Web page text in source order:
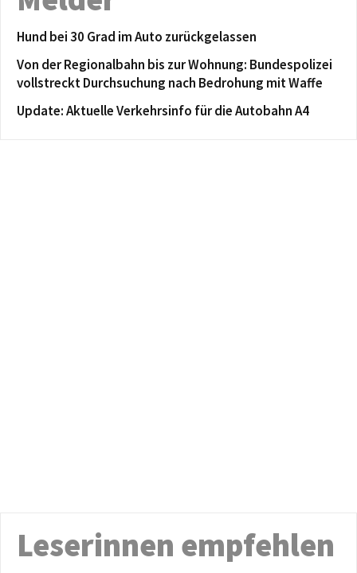
Hund bei 30 Grad im Auto zurückgelassen
Von der Regionalbahn bis zur Wohnung: Bundespolizei
vollstreckt Durchsuchung nach Bedrohung mit Waffe
Update: Aktuelle Verkehrsinfo für die Autobahn A4
Leserinnen empfehlen